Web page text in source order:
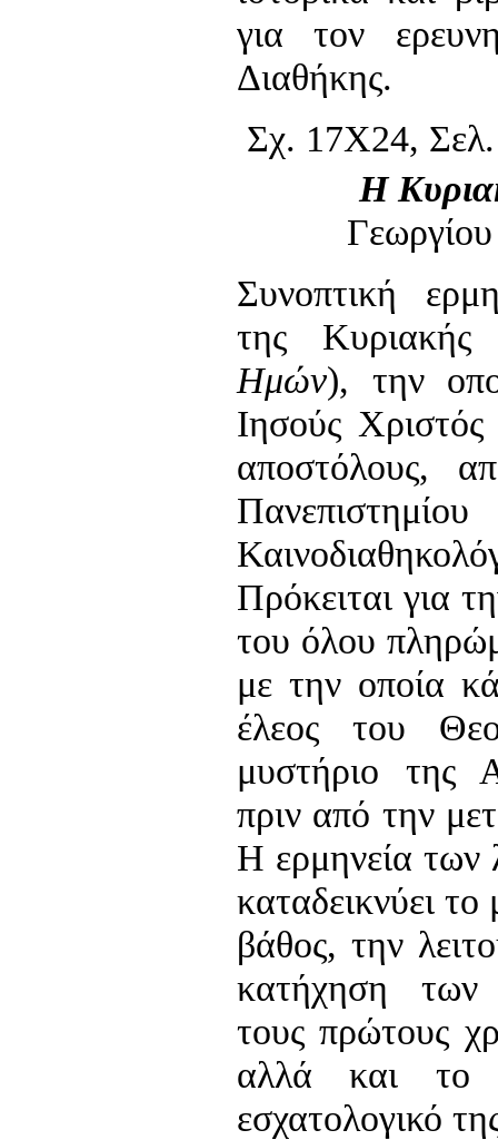
για τον
Διαθήκης.
Σχ. 17Χ24,
Η
Συνοπτική
της
Ημών), την
Ιησούς
αποστόλους,
Πρόκειται για
του όλου
με την οποία
έλεος του
μυστήριο της
πριν από την
Η ερμηνεία των
καταδεικνύει
βάθος, την
κατήχηση των
τους πρώτους
αλλά και το
εσχατολογικό